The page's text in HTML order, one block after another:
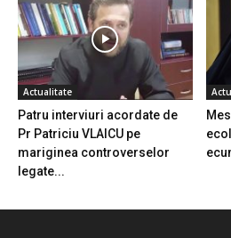
Actualitate
Patru interviuri acordate de
Pr Patriciu VLAICU pe
mariginea controverselor
legate...